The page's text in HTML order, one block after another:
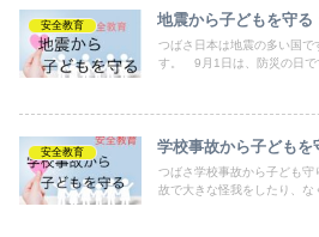
安全教育 地震から子どもを守
つばさ日本は地震の多い国
す。 9月1日は、防災の日で
安全教育 学校事故から子どもを
つばさ学校事故から子ども
故で大きな怪我をしたり、な